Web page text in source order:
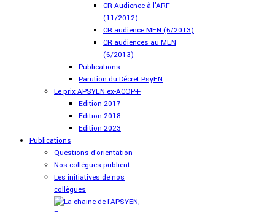
CR Audience à l'ARF
(11/2012)
CR audience MEN (6/2013)
CR audiences au MEN
(6/2013)
Publications
Parution du Décret PsyEN
Le prix APSYEN ex-ACOP-F
Edition 2017
Edition 2018
Edition 2023
Publications
Questions d'orientation
Nos collègues publient
Les initiatives de nos
collègues